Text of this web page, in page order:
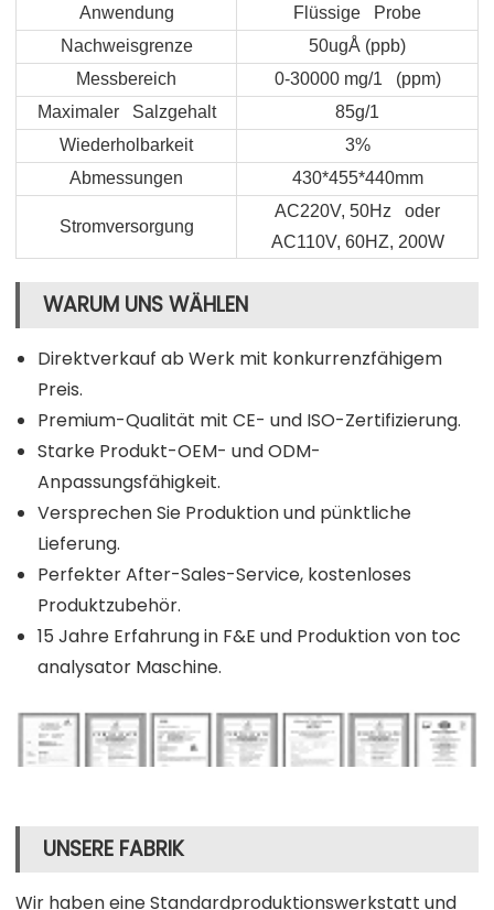
Anwendung
Flüssige Probe
Nachweisgrenze
50ugÅ (ppb)
Messbereich
0-30000 mg/1 (ppm)
Maximaler Salzgehalt
85g/1
Wiederholbarkeit
3%
Abmessungen
430*455*440mm
Stromversorgung
AC220V, 50Hz oder
AC110V, 60HZ, 200W
WARUM UNS WÄHLEN
Direktverkauf ab Werk mit konkurrenzfähigem
Preis.
Premium-Qualität mit CE- und ISO-Zertifizierung.
Starke Produkt-OEM- und ODM-
Anpassungsfähigkeit.
Versprechen Sie Produktion und pünktliche
Lieferung.
Perfekter After-Sales-Service, kostenloses
Produktzubehör.
15 Jahre Erfahrung in F&E und Produktion von toc
analysator Maschine.
UNSERE FABRIK
Wir haben eine Standardproduktionswerkstatt und